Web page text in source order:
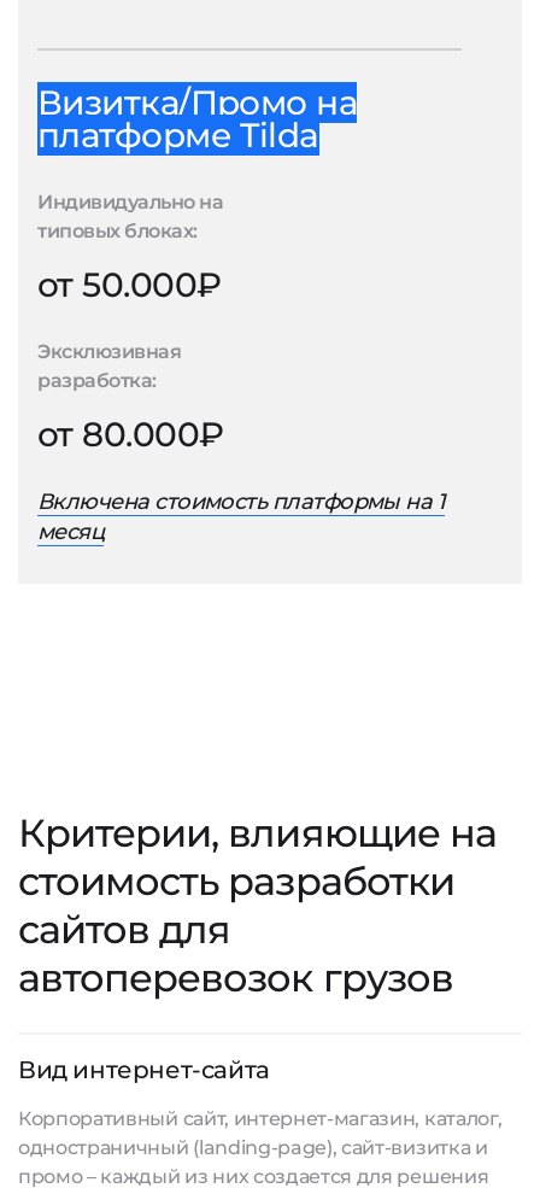
Визитка/Промо на
платформе Tilda
Индивидуально на
типовых блоках:
от 50.000₽
Эксклюзивная
разработка:
от 80.000₽
Включена стоимость платформы на 1
месяц
Критерии, влияющие на
стоимость разработки
сайтов для
автоперевозок грузов
Вид интернет-сайта
Корпоративный сайт, интернет-магазин, каталог,
одностраничный (landing-page), сайт-визитка и
промо – каждый из них создается для решения